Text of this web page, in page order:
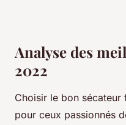
Analyse des
2022
Choisir le bon
pour ceux passionnés